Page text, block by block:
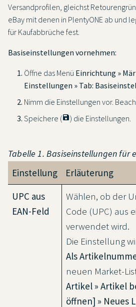
Versandprofilen, gleichst
eBay mit denen in PlentyONE ab und
für Kaufabbrüche fest.
Basiseinstellungen vornehmen:
Öffne das Menü Einrichtung »
Einstellungen » Tab:
Nimm die Einstellungen vor.
Speichere (save) die Einstellungen.
Tabelle 1. Basiseinstellungen für
Einstellung
Erläuterung
UPC aus
EAN-Feld
Wählen, ob der
Code (UPC) aus
verwendet wird.
Die Einstellung
Als
neuen Market-
Artikel » Artikel
öffnen] » Neues